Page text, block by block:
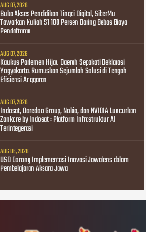
AUG 07, 2026
Buka Akses Pendidikan Tinggi Digital, SiberMu
Tawarkan Kuliah S1 100 Persen Daring Bebas Biaya
Pendaftaran
AUG 07, 2026
Kaukus Parlemen Hijau Daerah Sepakati Deklarasi
Yogyakarta, Rumuskan Sejumlah Solusi di Tengah
Efisiensi Anggaran
AUG 07, 2026
Indosat, Ooredoo Group, Nokia, dan NVIDIA Luncurkan
Zankore by Indosat : Platform Infrastruktur AI
Terintegerasi
AUG 06, 2026
USD Dorong Implementasi Inovasi Jawalens dalam
Pembelajaran Aksara Jawa